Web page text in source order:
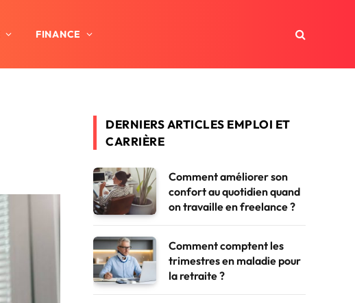
FINANCE
DERNIERS ARTICLES EMPLOI ET
CARRIÈRE
Comment améliorer son
confort au quotidien quand
on travaille en freelance ?
Comment comptent les
trimestres en maladie pour
la retraite ?